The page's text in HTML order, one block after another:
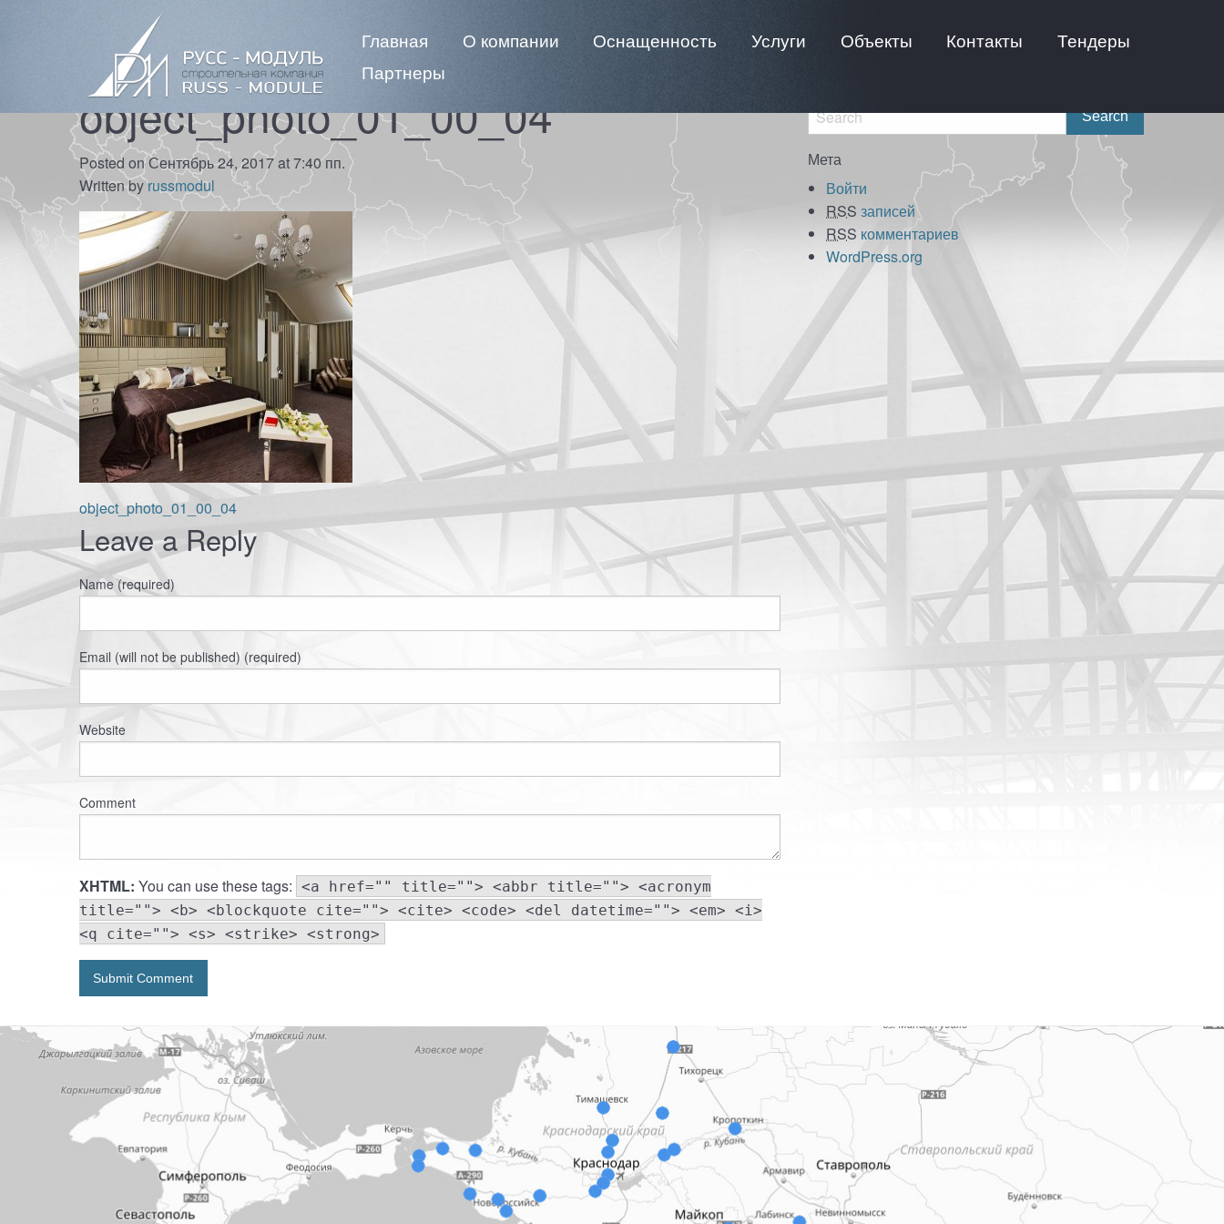
Главная О компании Оснащенность Услуги Объекты Контакты
Тендеры
Партнеры
object_photo_01_00_04
Posted on Сентябрь 24, 2017 at 7:40 пп.
Written byrussmodul
Навигация
по
записям
object_photo_01_00_04
Leave a Reply
Name (required)
Email (will not be published) (required)
Website
Comment
XHTML: You can use these tags: <a href="" title=""> <abbr title=""> <acronym
title=""> <b> <blockquote cite=""> <cite> <code> <del datetime=""> <em> <i>
<q cite=""> <s> <strike> <strong>
Мета
Войти
RSS записей
RSS комментариев
WordPress.org